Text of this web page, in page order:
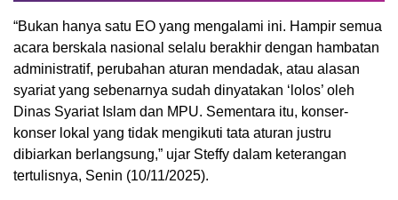
“Bukan hanya satu EO yang mengalami ini. Hampir semua
acara berskala nasional selalu berakhir dengan hambatan
administratif, perubahan aturan mendadak, atau alasan
syariat yang sebenarnya sudah dinyatakan ‘lolos’ oleh
Dinas Syariat Islam dan MPU. Sementara itu, konser-
konser lokal yang tidak mengikuti tata aturan justru
dibiarkan berlangsung,” ujar Steffy dalam keterangan
tertulisnya, Senin (10/11/2025).